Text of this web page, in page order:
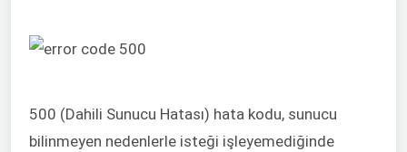
500 (Dahili Sunucu Hatası) hata kodu, sunucu
bilinmeyen nedenlerle isteği işleyemediğinde